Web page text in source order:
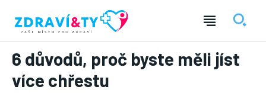
6 důvodů, proč byste měli jíst
více chřestu